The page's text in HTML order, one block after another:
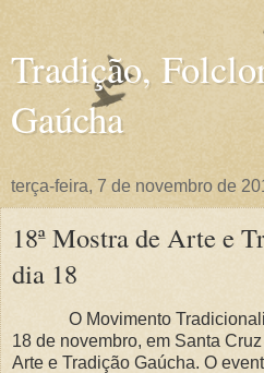
Tradição,
Gaúcha
terça-feira, 7 de novembro de
18ª Mostra de Arte e
dia 18
O Movimento
18 de novembro, em Santa
Arte e Tradição Gaúcha. O